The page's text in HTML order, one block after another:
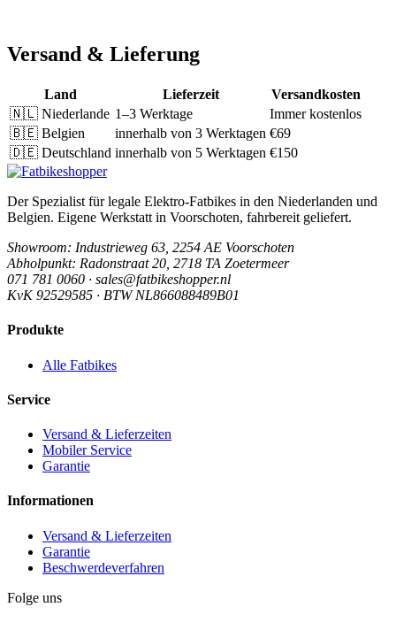
Versand & Lieferung
Land Lieferzeit
Versandkosten
🇳🇱 Niederlande 1–3 Werktage
Immer kostenlos
🇧🇪 Belgien innerhalb von 3 Werktagen €69
🇩🇪 Deutschland innerhalb von 5 Werktagen €150
Der Spezialist für legale Elektro-Fatbikes in den Niederlanden und
Belgien. Eigene Werkstatt in Voorschoten, fahrbereit geliefert.
Showroom: Industrieweg 63, 2254 AE Voorschoten
Abholpunkt: Radonstraat 20, 2718 TA Zoetermeer
071 781 0060 · sales@fatbikeshopper.nl
KvK 92529585 · BTW NL866088489B01
Produkte
Alle Fatbikes
Service
Versand & Lieferzeiten
Mobiler Service
Garantie
Informationen
Versand & Lieferzeiten
Garantie
Beschwerdeverfahren
Folge uns